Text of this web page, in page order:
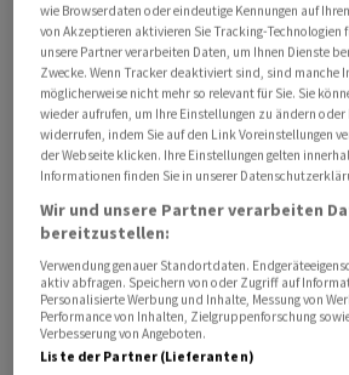
Drohnen an
Der ukrainische Präsident Selenskyj
Drohneneinsatz gegen die Anlage:
haben Russland so arrogant
erlaubt, in der modernen Welt
weitere Schläge gegen russische
neuartigen Langstrecken-Drohnen
wie Browserdaten oder eindeutige Kennungen auf
von Akzeptieren aktivieren Sie Tracking-Technologien
unsere Partner verarbeiten Daten, um Ihnen Dienste
Zwecke. Wenn Tracker deaktiviert sind, sind manche
möglicherweise nicht mehr so relevant für Sie. Sie
wieder aufrufen, um Ihre Einstellungen zu ändern
widerrufen, indem Sie auf den Link Voreinstellungen
der Webseite klicken. Ihre Einstellungen gelten
Informationen finden Sie in unserer
Wir und unsere Partner verarbeiten
bereitzustellen:
Verwendung genauer Standortdaten.
aktiv abfragen. Speichern von oder Zugriff auf
Personalisierte Werbung und Inhalte, Messung von
Performance von Inhalten, Zielgruppenforschung
Verbesserung von Angeboten.
Liste der Partner (Lieferanten)